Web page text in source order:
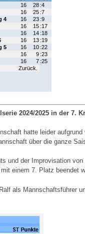
2024/2025 in der 7.
hatte leider
über die ganze
und der Improvisation
einem 7. Platz beendet
als Mannschaftsführer